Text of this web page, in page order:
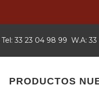
Tel: 33 23 04 98 99 W.A:
PRODUCTOS